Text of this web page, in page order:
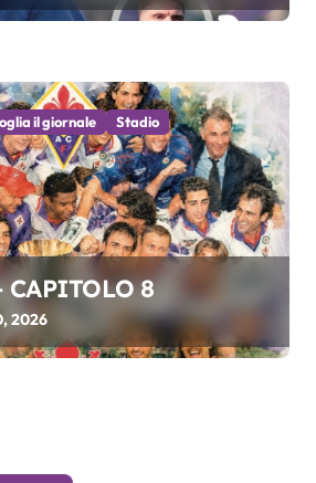
il giornale Stadio
8
2026